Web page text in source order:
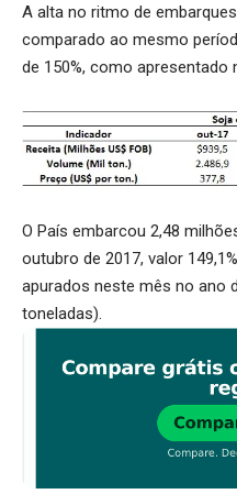
A alta no ritmo de
comparado ao mesmo
de 150%, como apresentado
O País embarcou 2,48
outubro de 2017, valor
apurados neste mês no ano
toneladas).